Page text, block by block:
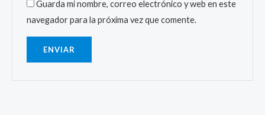
Guarda mi nombre, correo electrónico y web en este
navegador para la próxima vez que comente.